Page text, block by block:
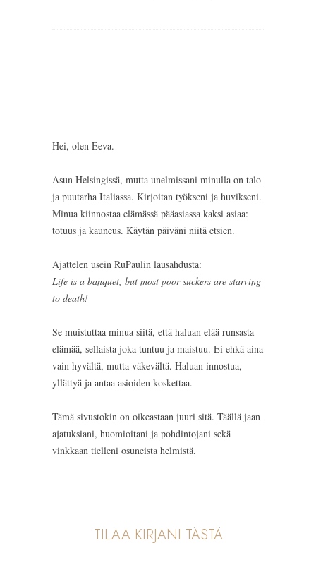
Hei, olen Eeva.
Asun Helsingissä, mutta unelmissani minulla on talo
ja puutarha Italiassa. Kirjoitan työkseni ja huvikseni.
Minua kiinnostaa elämässä pääasiassa kaksi asiaa:
totuus ja kauneus. Käytän päiväni niitä etsien.
Ajattelen usein RuPaulin lausahdusta:
Life is a banquet, but most poor suckers are starving
to death!
Se muistuttaa minua siitä, että haluan elää runsasta
elämää, sellaista joka tuntuu ja maistuu. Ei ehkä aina
vain hyvältä, mutta väkevältä. Haluan innostua,
yllättyä ja antaa asioiden koskettaa.
Tämä sivustokin on oikeastaan juuri sitä. Täällä jaan
ajatuksiani, huomioitani ja pohdintojani sekä
vinkkaan tielleni osuneista helmistä.
TILAA KIRJANI TÄSTÄ